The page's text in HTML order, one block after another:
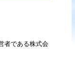
者である株式会